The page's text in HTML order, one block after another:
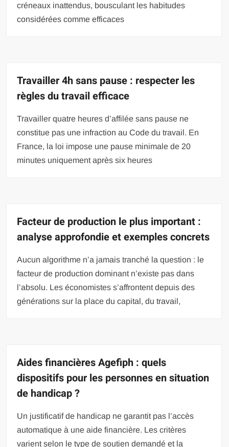
créneaux inattendus, bousculant les habitudes
considérées comme efficaces
Travailler 4h sans pause : respecter les
règles du travail efficace
Travailler quatre heures d’affilée sans pause ne
constitue pas une infraction au Code du travail. En
France, la loi impose une pause minimale de 20
minutes uniquement après six heures
Facteur de production le plus important :
analyse approfondie et exemples concrets
Aucun algorithme n’a jamais tranché la question : le
facteur de production dominant n’existe pas dans
l’absolu. Les économistes s’affrontent depuis des
générations sur la place du capital, du travail,
Aides financières Agefiph : quels
dispositifs pour les personnes en situation
de handicap ?
Un justificatif de handicap ne garantit pas l’accès
automatique à une aide financière. Les critères
varient selon le type de soutien demandé et la